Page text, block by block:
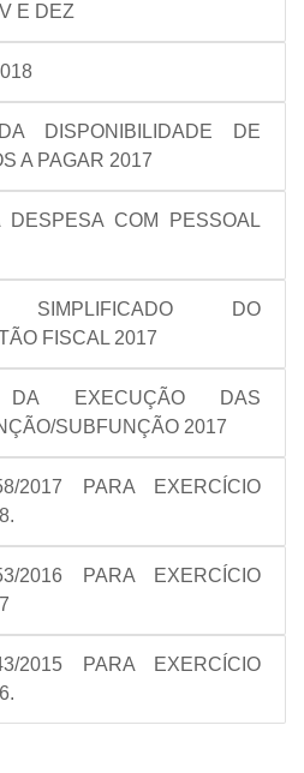
E DEZ
DISPONIBILIDADE DE
A PAGAR 2017
DESPESA COM PESSOAL
SIMPLIFICADO DO
FISCAL 2017
DA EXECUÇÃO DAS
SUBFUNÇÃO 2017
2017 PARA EXERCÍCIO
2016 PARA EXERCÍCIO
2015 PARA EXERCÍCIO